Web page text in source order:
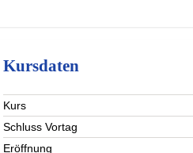
Kursdaten
Kurs
Schluss Vortag
Eröffnung